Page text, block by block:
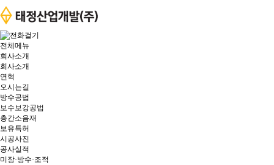
전체메뉴
회사소개
회사소개
연혁
오시는길
방수공법
보수보강공법
층간소음재
보유특허
시공사진
공사실적
미장·방수·조적